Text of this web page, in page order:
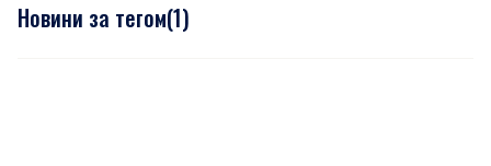
Новини за тегом(1)